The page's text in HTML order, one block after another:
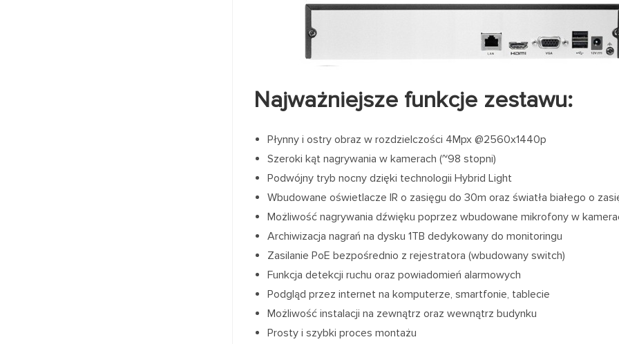
Najważniejsze funkcje zestawu:
Płynny i ostry obraz w rozdzielczości 4Mpx @2560x1440p
Szeroki kąt nagrywania w kamerach (~98 stopni)
Podwójny tryb nocny dzięki technologii Hybrid Light
Wbudowane oświetlacze IR o zasięgu do 30m oraz światła białego o
Możliwość nagrywania dźwięku poprzez wbudowane mikrofony w
Archiwizacja nagrań na dysku 1TB dedykowany do monitoringu
Zasilanie PoE bezpośrednio z rejestratora (wbudowany switch)
Funkcja detekcji ruchu oraz powiadomień alarmowych
Podgląd przez internet na komputerze, smartfonie, tablecie
Możliwość instalacji na zewnątrz oraz wewnątrz budynku
Prosty i szybki proces montażu